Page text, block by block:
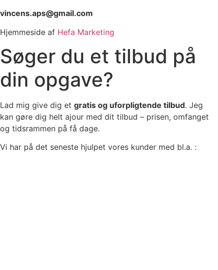
vincens.aps@gmail.com
Hjemmeside af Hefa Marketing
Søger du et tilbud på
din opgave?
Lad mig give dig et gratis og uforpligtende tilbud. Jeg
kan gøre dig helt ajour med dit tilbud – prisen, omfanget
og tidsrammen på få dage.
Vi har på det seneste hjulpet vores kunder med bl.a. :